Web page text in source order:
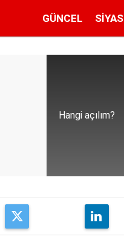
GÜNCEL
Hangi açılım?